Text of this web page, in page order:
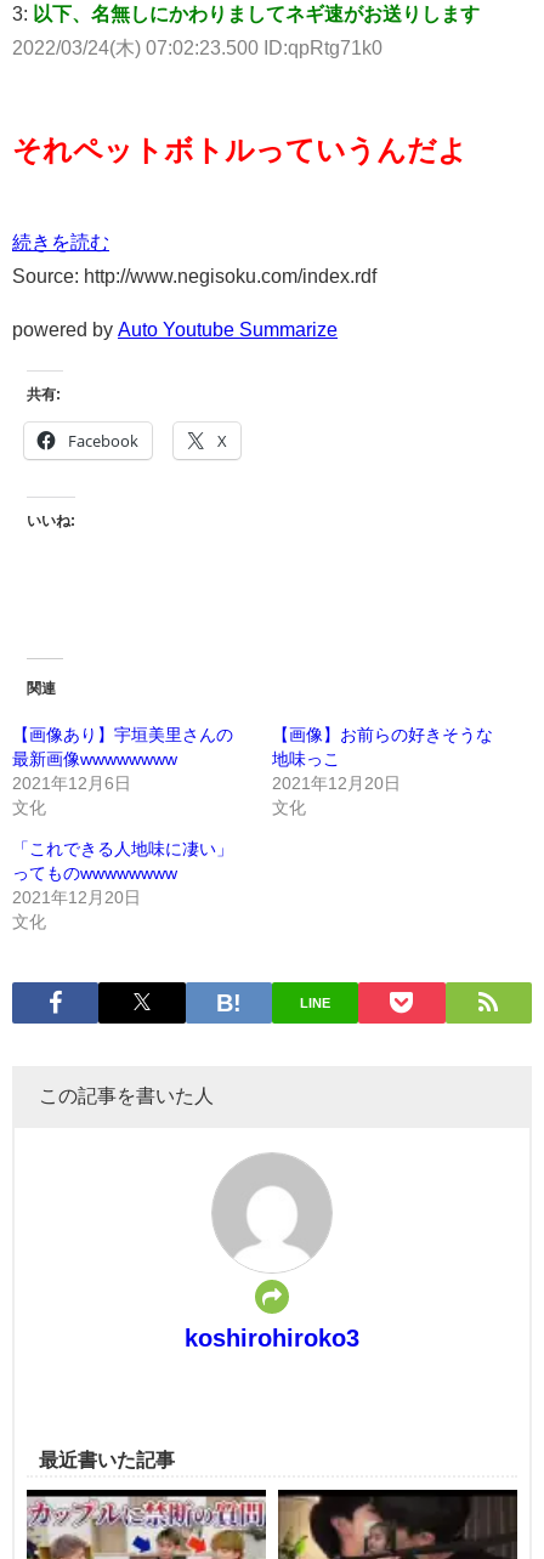
3: 以下、名無しにかわりましてネギ速がお送りします
2022/03/24(木) 07:02:23.500 ID:qpRtg71k0
それペットボトルっていうんだよ
続きを読む
Source: http://www.negisoku.com/index.rdf
powered by Auto Youtube Summarize
共有:
Facebook X
いいね:
関連
【画像あり】宇垣美里さんの
最新画像wwwwwwww
2021年12月6日
文化
【画像】お前らの好きそうな
地味っこ
2021年12月20日
文化
「これできる人地味に凄い」
ってものwwwwwwww
2021年12月20日
文化
LINE
この記事を書いた人
koshirohiroko3
最近書いた記事